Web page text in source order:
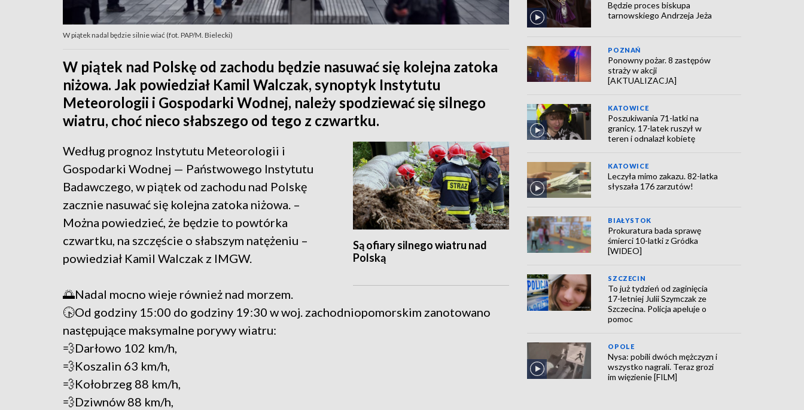
W piątek nadal będzie silnie wiać (fot. PAP/M. Bielecki)
W piątek nad Polskę od zachodu będzie nasuwać się kolejna zatoka
niżowa. Jak powiedział Kamil Walczak, synoptyk Instytutu
Meteorologii i Gospodarki Wodnej, należy spodziewać się silnego
wiatru, choć nieco słabszego od tego z czwartku.
Są ofiary silnego wiatru nad
Polską
Według prognoz Instytutu Meteorologii i
Gospodarki Wodnej — Państwowego Instytutu
Badawczego, w piątek od zachodu nad Polskę
zacznie nasuwać się kolejna zatoka niżowa. –
Można powiedzieć, że będzie to powtórka
czwartku, na szczęście o słabszym natężeniu –
powiedział Kamil Walczak z IMGW.
🌅Nadal mocno wieje również nad morzem.
🕟Od godziny 15:00 do godziny 19:30 w woj. zachodniopomorskim zanotowano
następujące maksymalne porywy wiatru:
💨Darłowo 102 km/h,
💨Koszalin 63 km/h,
💨Kołobrzeg 88 km/h,
💨Dziwnów 88 km/h,
Będzie proces biskupa
tarnowskiego Andrzeja Jeża
POZNAŃ
Ponowny pożar. 8 zastępów
straży w akcji
[AKTUALIZACJA]
KATOWICE
Poszukiwania 71-latki na
granicy. 17-latek ruszył w
teren i odnalazł kobietę
KATOWICE
Leczyła mimo zakazu. 82-latka
słyszała 176 zarzutów!
BIAŁYSTOK
Prokuratura bada sprawę
śmierci 10-latki z Gródka
[WIDEO]
SZCZECIN
To już tydzień od zaginięcia
17-letniej Julii Szymczak ze
Szczecina. Policja apeluje o
pomoc
OPOLE
Nysa: pobili dwóch mężczyzn i
wszystko nagrali. Teraz grozi
im więzienie [FILM]